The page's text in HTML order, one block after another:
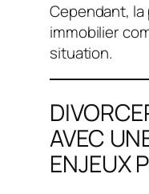
Cependant, la
immobilier
situation.
AVEC
ENJEUX